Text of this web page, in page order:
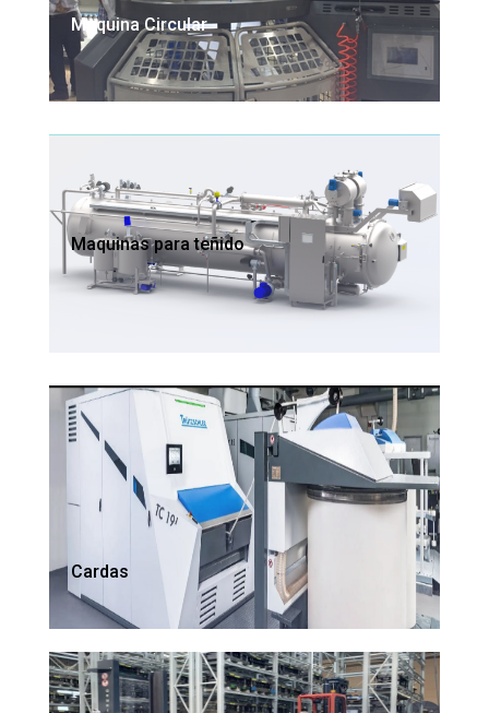
Maquina Circular
Maquinas para teñido
Cardas